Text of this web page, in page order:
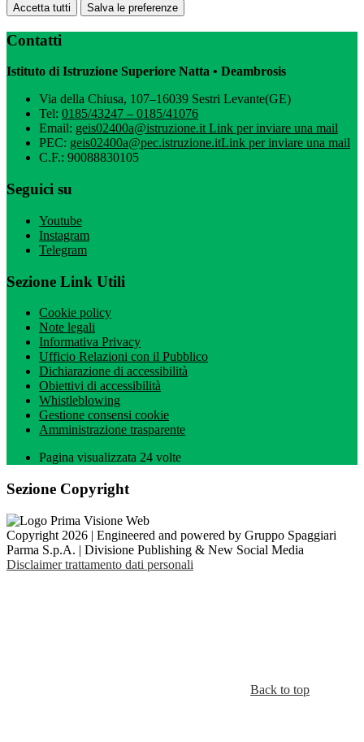
Accetta tutti Salva le preferenze
Contatti
Istituto di Istruzione Superiore Natta • Deambrosis
Via della Chiusa, 107–16039 Sestri Levante(GE)
Tel: 0185/43247 – 0185/41076
Email: geis02400a@istruzione.itLink per inviare una mail
PEC: geis02400a@pec.istruzione.itLink per inviare una mail
C.F.: 90088830105
Seguici su
Youtube
Instagram
Telegram
Sezione Link Utili
Cookie policy
Note legali
Informativa Privacy
Ufficio Relazioni con il Pubblico
Dichiarazione di accessibilità
Obiettivi di accessibilità
Whistleblowing
Gestione consensi cookie
Amministrazione trasparente
Pagina visualizzata 24 volte
Sezione Copyright
Copyright 2026 | Engineered and powered by Gruppo Spaggiari
Parma S.p.A. | Divisione Publishing & New Social Media
Disclaimer trattamento dati personali
Back to top